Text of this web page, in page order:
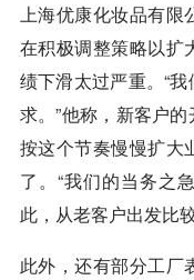
上海优康化妆品有限
在积极调整策略以扩
绩下滑太过严重。“
求。”他称，新客户
按这个节奏慢慢扩大
了。“我们的当务之
此，从老客户出发比
此外，还有部分工厂